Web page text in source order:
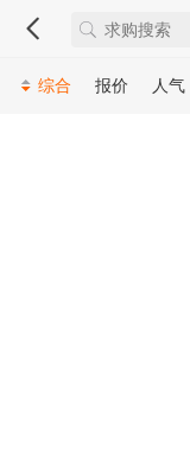
综合 报价 人气